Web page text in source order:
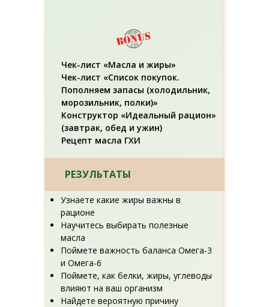
Узнаете какие жиры важны в
рационе
Научитесь выбирать полезные
масла
Поймете важность баланса Омега-3
и Омега-6
Поймете, как белки, жиры, углеводы
влияют на ваш организм
Найдете вероятную причину
РЕЗУЛЬТАТЫ
Чек-лист «Масла и жиры»
Чек-лист «Список покупок.
Пополняем запасы (холодильник,
морозильник, полки)»
Конструктор «Идеальный рацион»
(завтрак, обед и ужин)
Рецепт масла ГХИ